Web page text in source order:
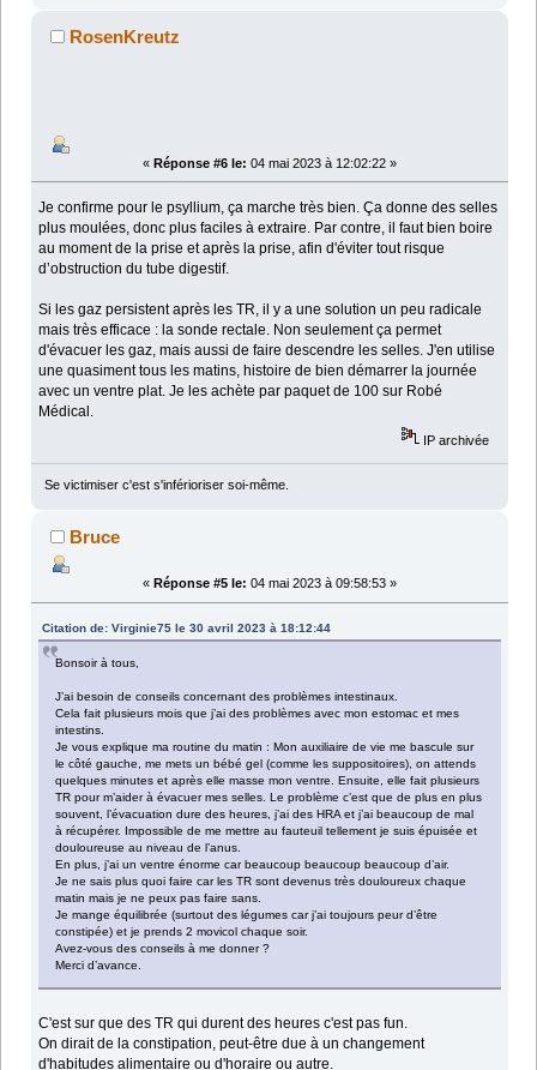
RosenKreutz
« Réponse #6 le: 04 mai 2023 à 12:02:22 »
Je confirme pour le psyllium, ça marche très bien. Ça donne des selles
plus moulées, donc plus faciles à extraire. Par contre, il faut bien boire
au moment de la prise et après la prise, afin d'éviter tout risque
d’obstruction du tube digestif.
Si les gaz persistent après les TR, il y a une solution un peu radicale
mais très efficace : la sonde rectale. Non seulement ça permet
d'évacuer les gaz, mais aussi de faire descendre les selles. J'en utilise
une quasiment tous les matins, histoire de bien démarrer la journée
avec un ventre plat. Je les achète par paquet de 100 sur Robé
Médical.
IP archivée
Se victimiser c'est s'inférioriser soi-même.
Bruce
« Réponse #5 le: 04 mai 2023 à 09:58:53 »
Citation de: Virginie75 le 30 avril 2023 à 18:12:44
Bonsoir à tous,
J’ai besoin de conseils concernant des problèmes intestinaux.
Cela fait plusieurs mois que j’ai des problèmes avec mon estomac et mes
intestins.
Je vous explique ma routine du matin : Mon auxiliaire de vie me bascule sur
le côté gauche, me mets un bébé gel (comme les suppositoires), on attends
quelques minutes et après elle masse mon ventre. Ensuite, elle fait plusieurs
TR pour m’aider à évacuer mes selles. Le problème c’est que de plus en plus
souvent, l’évacuation dure des heures, j’ai des HRA et j’ai beaucoup de mal
à récupérer. Impossible de me mettre au fauteuil tellement je suis épuisée et
douloureuse au niveau de l’anus.
En plus, j’ai un ventre énorme car beaucoup beaucoup beaucoup d’air.
Je ne sais plus quoi faire car les TR sont devenus très douloureux chaque
matin mais je ne peux pas faire sans.
Je mange équilibrée (surtout des légumes car j’ai toujours peur d’être
constipée) et je prends 2 movicol chaque soir.
Avez-vous des conseils à me donner ?
Merci d’avance.
C'est sur que des TR qui durent des heures c'est pas fun.
On dirait de la constipation, peut-être due à un changement
d'habitudes alimentaire ou d'horaire ou autre.